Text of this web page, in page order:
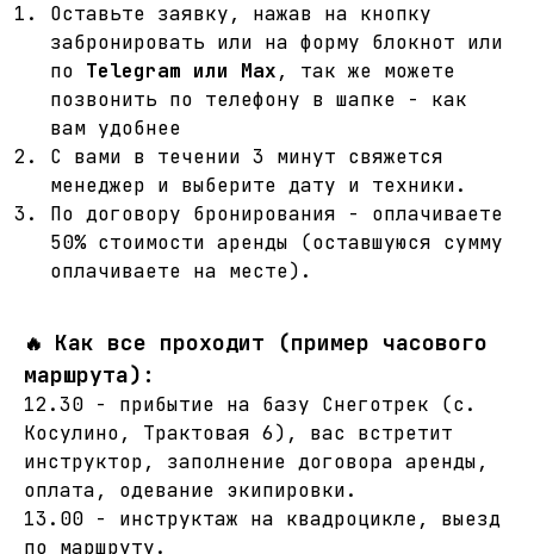
Оставьте заявку, нажав на кнопку
забронировать или на форму блокнот или
по Telegram или Max, так же можете
позвонить по телефону в шапке - как
вам удобнее
С вами в течении 3 минут свяжется
менеджер и выберите дату и техники.
По договору бронирования - оплачиваете
50% стоимости аренды (оставшуюся сумму
оплачиваете на месте).
🔥 Как все проходит (пример часового
маршрута):
12.30 - прибытие на базу Снеготрек (с.
Косулино, Трактовая 6), вас встретит
инструктор, заполнение договора аренды,
оплата, одевание экипировки.
13.00 - инструктаж на квадроцикле, выезд
по маршруту.